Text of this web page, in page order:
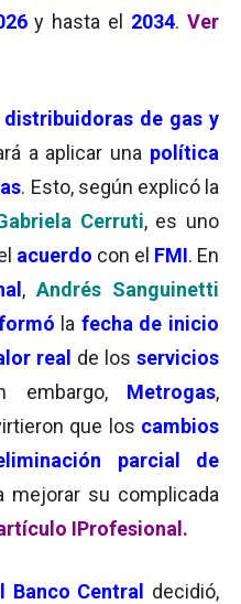
y hasta el 2034.Ver
distribuidoras de gas y
a aplicar una política
. Esto, según explicó la
Cerruti, es uno
acuerdo con el FMI. En
,Andrés Sanguinetti
la fecha de inicio
real de los servicios
embargo, Metrogas,
que los cambios
parcial de
mejorar su complicada
IProfesional.
Central
decidió,